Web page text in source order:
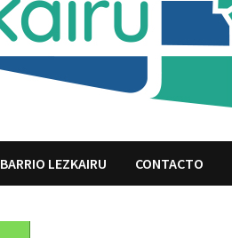
BARRIO LEZKAIRU CONTACTO